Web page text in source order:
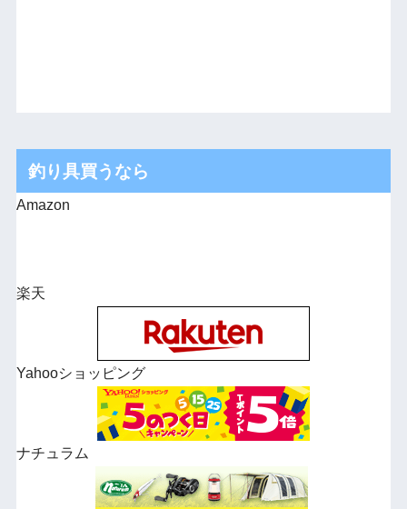
釣り具買うなら
Amazon
楽天
Yahooショッピング
ナチュラム